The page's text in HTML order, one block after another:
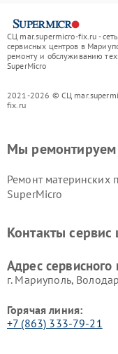
СЦ mar.supermicro-fix.ru - сеть
сервисных центров в
ремонту и обслуживанию
SuperMicro
2021-2026 © СЦ
fix.ru
Мы ремонтируем
Ремонт материнских
SuperMicro
Контакты сервис
Адрес
г. Мариуполь,
Горячая линия:
+7 (863) 333-79-21